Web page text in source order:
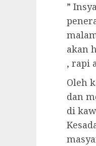
”
akan
, rapi
Oleh
dan
di